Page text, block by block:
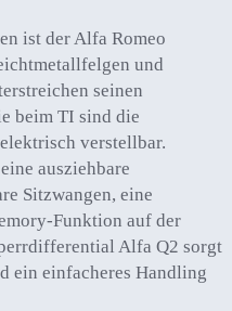
ist der Alfa Romeo
und
seinen
beim TI sind die
verstellbar.
ausziehbare
Sitzwangen, eine
Funktion auf der
Alfa Q2 sorgt
ein einfacheres Handling